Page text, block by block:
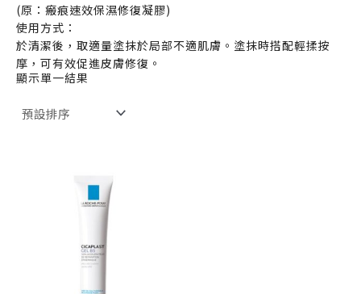
(原：瘢痕速效保濕修復凝膠)
使用方式：
於清潔後，取適量塗抹於局部不適肌膚。塗抹時搭配輕揉按
摩，可有效促進皮膚修復。
顯示單一結果
原
始
價
格：
NT$ 680。